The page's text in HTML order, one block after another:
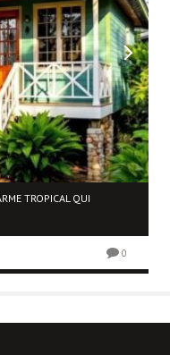
TROPICAL QUI
0